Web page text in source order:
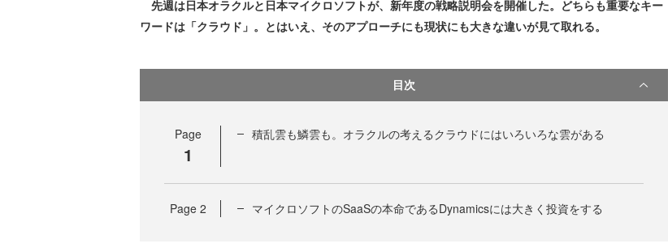
先週は日本オラクルと日本マイクロソフトが、新年度の戦略説明会を開催した。どちらも重要なキー
ワードは「クラウド」。とはいえ、そのアプローチにも現状にも大きな違いが見て取れる。
目次
Page
1
積乱雲も鱗雲も。オラクルの考えるクラウドにはいろいろな雲がある
Page 2 マイクロソフトのSaaSの本命であるDynamicsには大きく投資をする